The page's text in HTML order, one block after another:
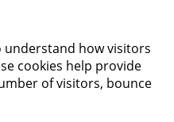
understand how visitors
cookies help provide
of visitors, bounce